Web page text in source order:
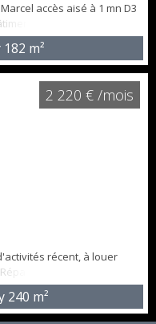
accès aisé à 1 mn D3
neuf, proposant une
répartie sur 2 étages.
plafonds,
Parking Privatif Desserte
972€ mensuel. Honoraires :
182 m²
récent, à louer
des surfaces :
bloc sanitaire 28m²
sectionnelle Bail
Honoraires : 15% HT du
240 m²
2 220 € /mois